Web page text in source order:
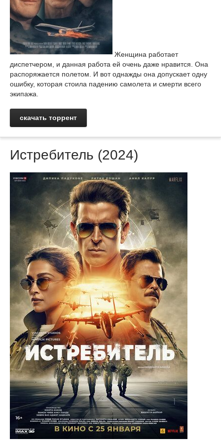
Женщина работает
диспетчером, и данная работа ей очень даже нравится. Она
распоряжается полетом. И вот однажды она допускает одну
ошибку, которая стоила падению самолета и смерти всего
экипажа.
скачать торрент
Истребитель (2024)